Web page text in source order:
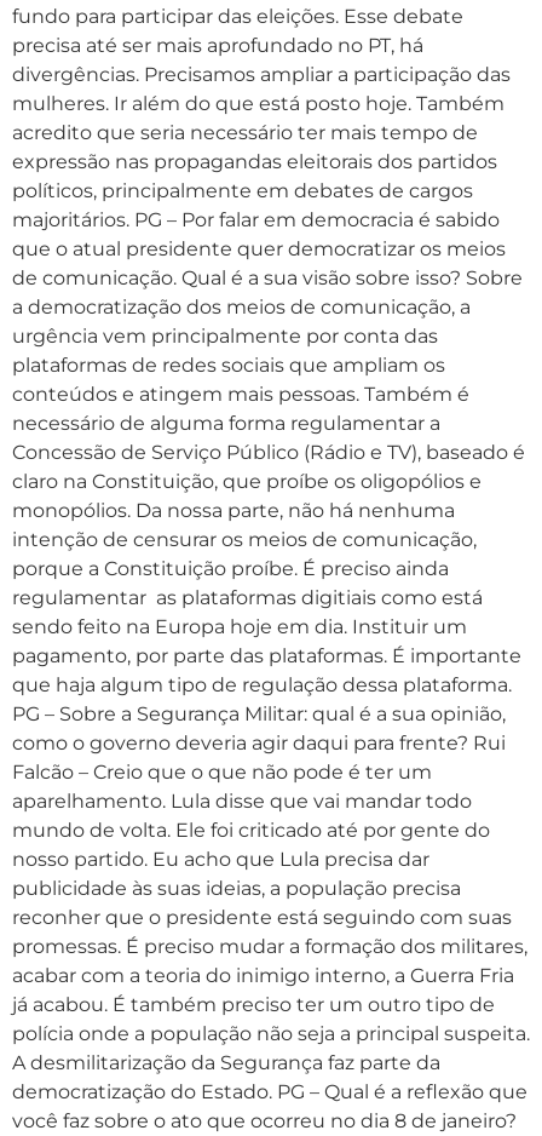
fundo para participar das eleições. Esse debate
precisa até ser mais aprofundado no PT, há
divergências. Precisamos ampliar a participação das
mulheres. Ir além do que está posto hoje. Também
acredito que seria necessário ter mais tempo de
expressão nas propagandas eleitorais dos partidos
políticos, principalmente em debates de cargos
majoritários. PG – Por falar em democracia é sabido
que o atual presidente quer democratizar os meios
de comunicação. Qual é a sua visão sobre isso? Sobre
a democratização dos meios de comunicação, a
urgência vem principalmente por conta das
plataformas de redes sociais que ampliam os
conteúdos e atingem mais pessoas. Também é
necessário de alguma forma regulamentar a
Concessão de Serviço Público (Rádio e TV), baseado é
claro na Constituição, que proíbe os oligopólios e
monopólios. Da nossa parte, não há nenhuma
intenção de censurar os meios de comunicação,
porque a Constituição proíbe. É preciso ainda
regulamentar as plataformas digitiais como está
sendo feito na Europa hoje em dia. Instituir um
pagamento, por parte das plataformas. É importante
que haja algum tipo de regulação dessa plataforma.
PG – Sobre a Segurança Militar: qual é a sua opinião,
como o governo deveria agir daqui para frente? Rui
Falcão – Creio que o que não pode é ter um
aparelhamento. Lula disse que vai mandar todo
mundo de volta. Ele foi criticado até por gente do
nosso partido. Eu acho que Lula precisa dar
publicidade às suas ideias, a população precisa
reconher que o presidente está seguindo com suas
promessas. É preciso mudar a formação dos militares,
acabar com a teoria do inimigo interno, a Guerra Fria
já acabou. É também preciso ter um outro tipo de
polícia onde a população não seja a principal suspeita.
A desmilitarização da Segurança faz parte da
democratização do Estado. PG – Qual é a reflexão que
você faz sobre o ato que ocorreu no dia 8 de janeiro?